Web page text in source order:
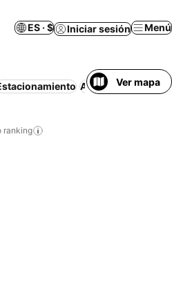
ES · $ Iniciar sesión Menú
Apartamento
Ver mapa
ranking